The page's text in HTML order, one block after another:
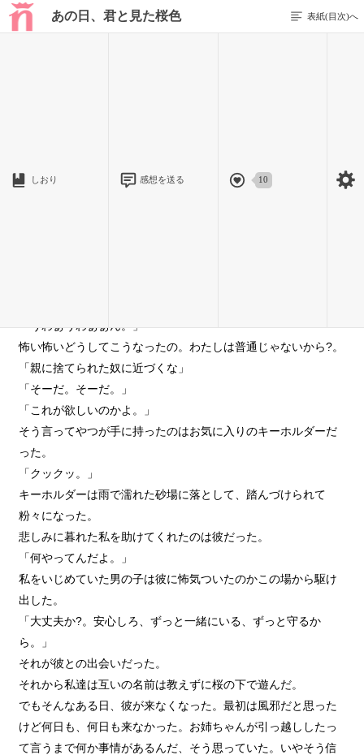
あの日、君と見た桜色 表紙(目次)へ
しおり 感想を送る 10
日も学校に行くのか。憂鬱だなぁ。
「うわぁうわぁぁん。」
怖い怖いどうしてこうなったの。わたしは普通じゃないから?。
「親に捨てられた奴に近づくな」
「そーだ。そーだ。」
「これが欲しいのかよ。」
そう言ってやつが手に持ったのはお気に入りのキーホルダーだ
った。
「クックッ。」
キーホルダーは雨で濡れた砂場に落として、踏んづけられて
粉々になった。
悲しみに暮れた私を助けてくれたのは彼だった。
「何やってんだよ。」
私をいじめていた男の子は彼に怖気ついたのかこの場から駆け
出した。
「大丈夫か?。安心しろ、ずっと一緒にいる、ずっと守るか
ら。」
それが彼との出会いだった。
それから私達は互いの名前は教えずに桜の下で遊んだ。
でもそんなある日、彼が来なくなった。最初は風邪だと思った
けど何日も、何日も来なかった。お姉ちゃんが引っ越ししたっ
て言うまで何か事情があるんだ、そう思っていた。いやそう信